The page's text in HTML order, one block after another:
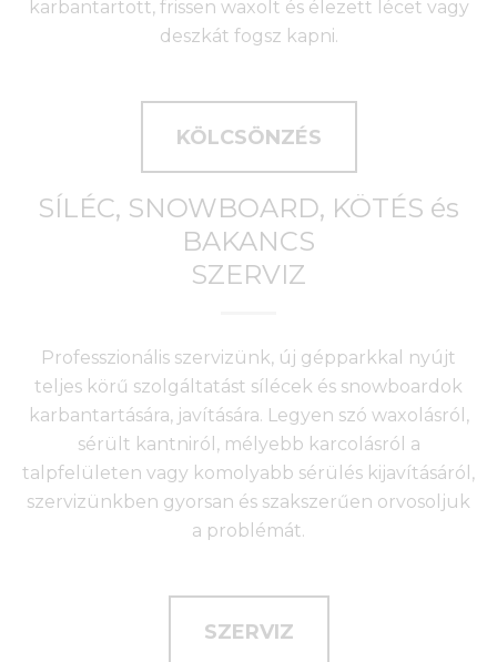
karbantartott, frissen waxolt és élezett lécet vagy
deszkát fogsz kapni.
KÖLCSÖNZÉS
SÍLÉC, SNOWBOARD, KÖTÉS és
BAKANCS
SZERVIZ
Professzionális szervizünk, új gépparkkal nyújt
teljes körű szolgáltatást sílécek és snowboardok
karbantartására, javítására. Legyen szó waxolásról,
sérült kantniról, mélyebb karcolásról a
talpfelületen vagy komolyabb sérülés kijavításáról,
szervizünkben gyorsan és szakszerűen orvosoljuk
a problémát.
SZERVIZ